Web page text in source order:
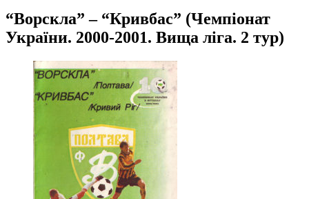
“Ворскла” – “Кривбас” (Чемпіонат
України. 2000-2001. Вища ліга. 2 тур)